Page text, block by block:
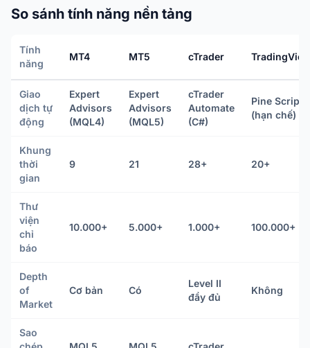
So sánh tính năng nền tảng
Tính
năng
MT4 MT5 cTrader
Giao
dịch tự
động
Expert
Advisors
(MQL4)
Expert
Advisors
(MQL5)
cTrader
Automate
(C#)
Pine Script
(hạn chế)
Khung
thời
gian
9 21 28+ 20+
Thư
viện
chỉ
báo
10.000+ 5.000+ 1.000+ 100.000+
Depth
of
Market
Cơ bản Có
Level II
đầy đủ
Không
Sao